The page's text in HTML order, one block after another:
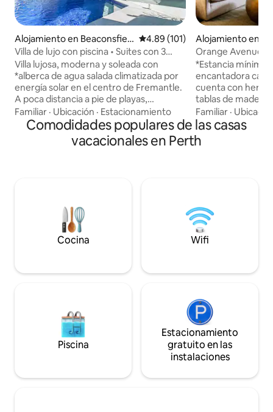
Alojamiento en Beaconsfiel
d
Calificación promedio: 4.89 de
4.89 (101)
Villa de lujo con piscina • Suites con 3
camas tamaño king • A poca distancia a
pie de la ciudad
Villa lujosa, moderna y soleada con
*alberca de agua salada climatizada por
energía solar en el centro de Fremantle.
A poca distancia a pie de playas,
restaurantes, hoteles/bares y del centro
de la ciudad 3 habitaciones con cama
tamaño king, baño propio y ropa de
cama de algodón de calidad Wifi de
conductos + ventiladores de techo,
ventanas de doble cristal Smart TV, sofá
de piel, Llave de agua filtrada Lavavajillas
es más fría.
Familiar · Ubicación · Estacionamiento
Alojamiento en
Orange Avenue.
aparcamiento.
*Estancia mínima
encantadora casa
cuenta con
tablas de madera
vistos y una
sientas cómodo
de una copa de
zona tranquila,
gratuito del
junto con las
circundantes, se
Familiar ·
Comodidades populares de las casas
vacacionales en Perth
Cocina Wifi
Piscina
Estacionamiento
gratuito en las
instalaciones